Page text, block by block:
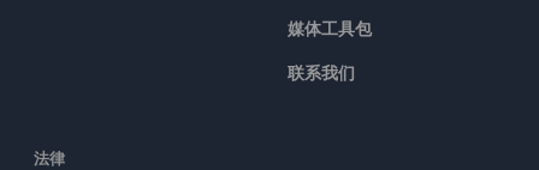
媒体工具包
联系我们
法律